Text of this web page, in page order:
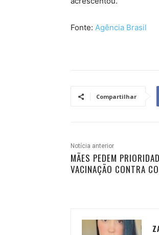
Fonte: Agência Brasil
Compartilhar
Notícia anterior
MÃES PEDEM
VACINAÇÃO CONTRA